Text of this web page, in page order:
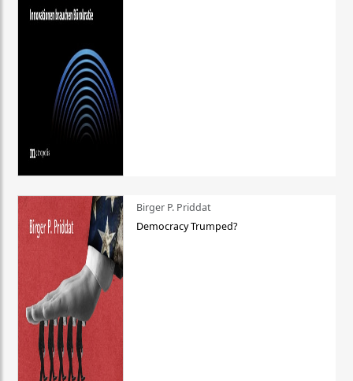
Birger P. Priddat
Democracy Trumped?